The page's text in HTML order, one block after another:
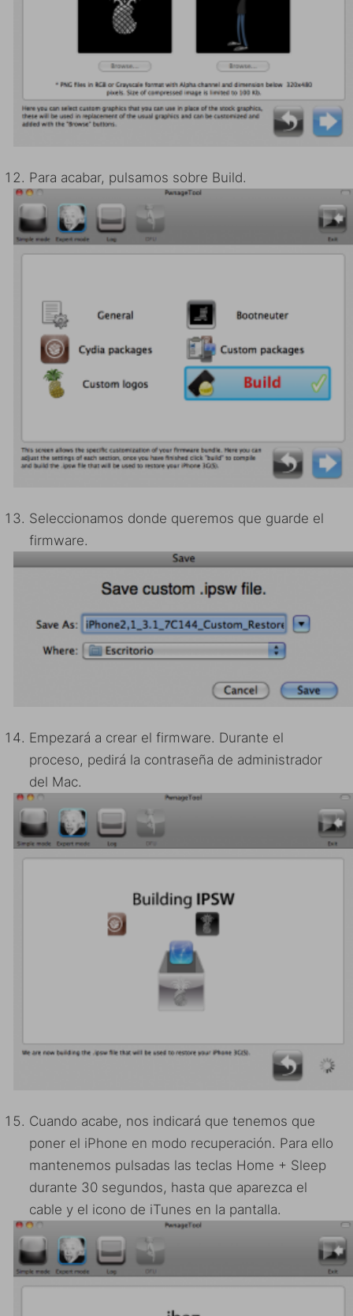
Para acabar, pulsamos sobre Build.
Seleccionamos donde queremos que guarde el
firmware.
Empezará a crear el firmware. Durante el
proceso, pedirá la contraseña de administrador
del Mac.
Cuando acabe, nos indicará que tenemos que
poner el iPhone en modo recuperación. Para ello
mantenemos pulsadas las teclas Home + Sleep
durante 30 segundos, hasta que aparezca el
cable y el icono de iTunes en la pantalla.